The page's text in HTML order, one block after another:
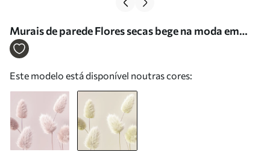
Murais de parede Flores secas bege na moda em
estilo boho Nr. u98432v1
Este modelo está disponível noutras cores: